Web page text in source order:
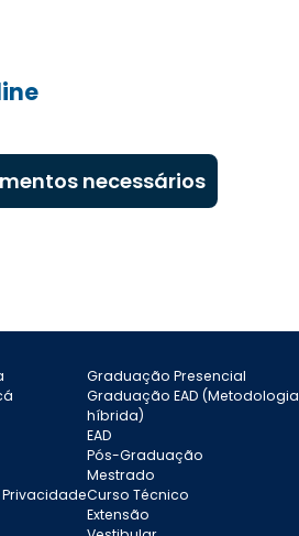
necessários
Graduação Presencial
Graduação EAD (Metodologia
híbrida)
EAD
Pós-Graduação
Mestrado
Curso Técnico
Extensão